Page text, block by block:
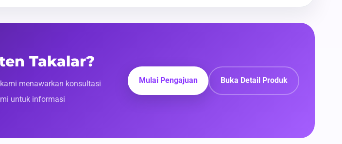
Takalar?
menawarkan konsultasi
untuk informasi
Mulai Pengajuan Buka Detail Produk